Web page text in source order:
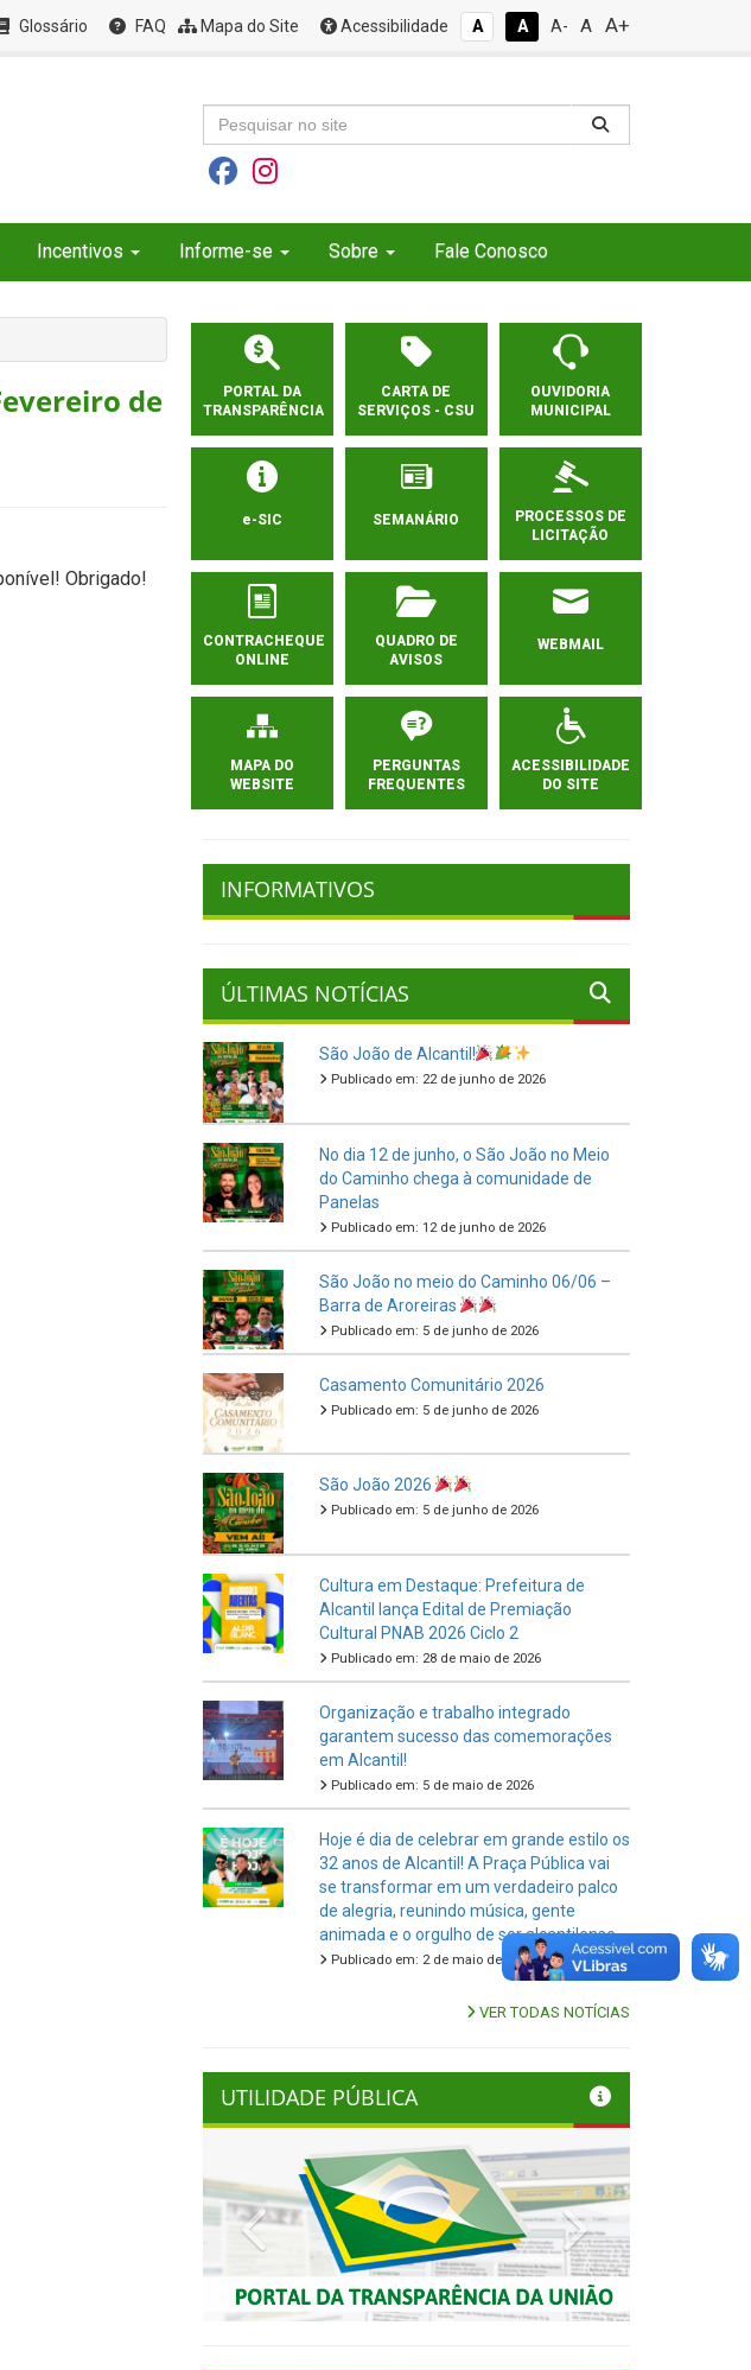
Glossário FAQ Mapa do Site Acessibilidade A A A- A A+
Incentivos Informe-se Sobre Fale Conosco
de
Obrigado!
PORTAL DA
TRANSPARÊNCIA
CARTA DE
SERVIÇOS - CSU
OUVIDORIA
MUNICIPAL
e-SIC SEMANÁRIO
PROCESSOS DE
LICITAÇÃO
CONTRACHEQUE
ONLINE
QUADRO DE
AVISOS
WEBMAIL
MAPA DO
WEBSITE
PERGUNTAS
FREQUENTES
ACESSIBILIDADE
DO SITE
INFORMATIVOS
ÚLTIMAS NOTÍCIAS
São João de Alcantil!
Publicado em: 22 de junho de 2026
No dia 12 de junho, o São João no Meio
do Caminho chega à comunidade de
Panelas
Publicado em: 12 de junho de 2026
São João no meio do Caminho 06/06 –
Barra de Aroreiras
Publicado em: 5 de junho de 2026
Casamento Comunitário 2026
Publicado em: 5 de junho de 2026
São João 2026
Publicado em: 5 de junho de 2026
Cultura em Destaque: Prefeitura de
Alcantil lança Edital de Premiação
Cultural PNAB 2026 Ciclo 2
Publicado em: 28 de maio de 2026
Organização e trabalho integrado
garantem sucesso das comemorações
em Alcantil!
Publicado em: 5 de maio de 2026
Hoje é dia de celebrar em grande estilo os
32 anos de Alcantil! A Praça Pública vai
se transformar em um verdadeiro palco
de alegria, reunindo música, gente
animada e o orgulho de ser alcantilense.
Publicado em: 2 de maio de 2026
VER TODAS NOTÍCIAS
UTILIDADE PÚBLICA
Previous Next